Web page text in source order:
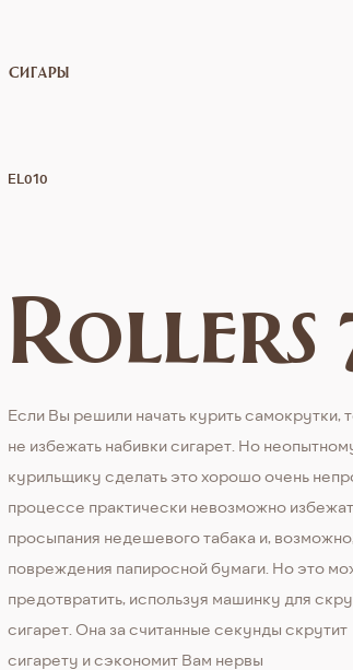
СИГАРЫ
EL010
Rollers
Если Вы решили начать курить самокрутки,
не избежать набивки сигарет. Но
курильщику сделать это хорошо очень
процессе практически невозможно
просыпания недешевого табака и,
повреждения папиросной бумаги. Но это
предотвратить, используя машинку для
сигарет. Она за считанные секунды скрутит
сигарету и сэкономит Вам нервы